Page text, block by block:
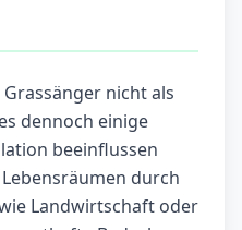
nicht als
dennoch einige
beeinflussen
durch
Landwirtschaft oder